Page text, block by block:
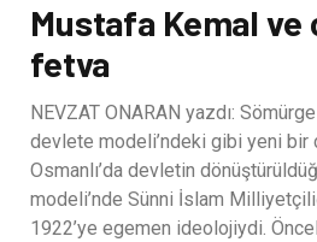
Mustafa Kemal ve
fetva
NEVZAT ONARAN yazdı:
devlete modeli’ndeki gibi yeni bir
Osmanlı’da devletin
modeli’nde Sünni İslam
1922’ye egemen ideolojiydi.